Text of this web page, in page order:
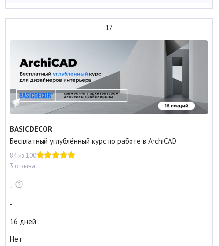
17
BASICDECOR
Бесплатный углублённый курс по работе в ArchiCAD
84 из 100
3 отзыва
-
-
16 дней
Нет